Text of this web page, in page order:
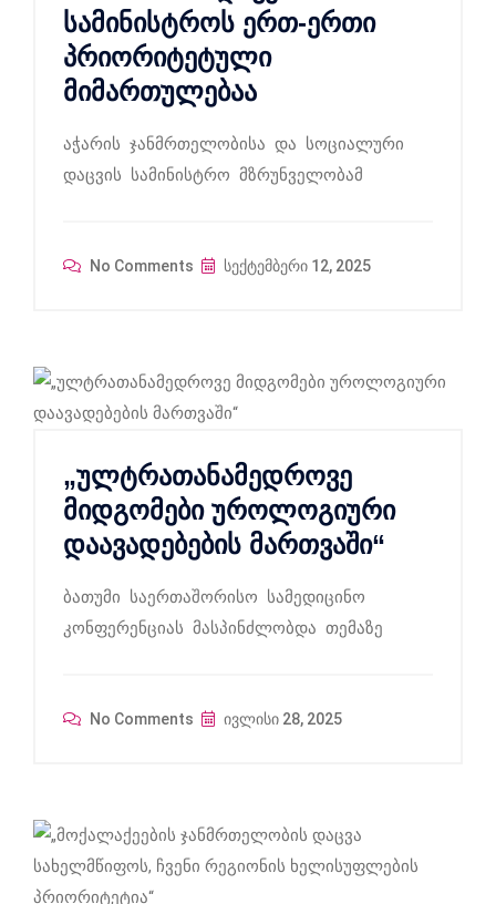
სამინისტროს ერთ-ერთი
პრიორიტეტული
მიმართულებაა
აჭარის ჯანმრთელობისა და სოციალური
დაცვის სამინისტრო მზრუნველობამ
No Comments სექტემბერი 12, 2025
„ულტრათანამედროვე
მიდგომები უროლოგიური
დაავადებების მართვაში“
ბათუმი საერთაშორისო სამედიცინო
კონფერენციას მასპინძლობდა თემაზე
No Comments ივლისი 28, 2025